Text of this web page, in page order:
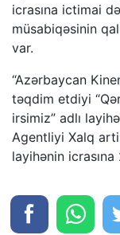
icrasına ictimai
müsabiqəsinin
var.
“Azərbaycan
təqdim etdiyi
irsimiz” adlı
Agentliyi Xalq
layihənin